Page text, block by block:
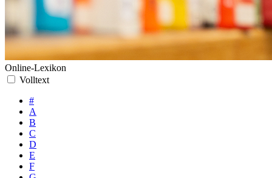
Online-Lexikon
Volltext
#
A
B
C
D
E
F